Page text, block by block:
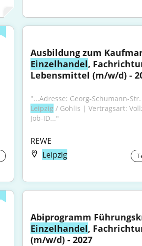
Einzelhandel,
Lebensmittel (m/w/d) -
Leipzig / Gohlis | Vertragsart:
Job-ID..."
REWE
Leipzig
Einzelhandel,
(m/w/d) - 2027